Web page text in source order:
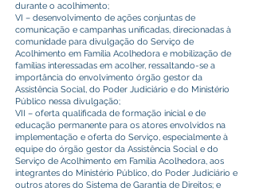
durante o acolhimento;
VI – desenvolvimento de ações conjuntas de
comunicação e campanhas unificadas, direcionadas à
comunidade para divulgação do Serviço de
Acolhimento em Família Acolhedora e mobilização de
famílias interessadas em acolher, ressaltando-se a
importância do envolvimento órgão gestor da
Assistência Social, do Poder Judiciário e do Ministério
Público nessa divulgação;
VII – oferta qualificada de formação inicial e de
educação permanente para os atores envolvidos na
implementação e oferta do Serviço, especialmente à
equipe do órgão gestor da Assistência Social e do
Serviço de Acolhimento em Família Acolhedora, aos
integrantes do Ministério Público, do Poder Judiciário e
outros atores do Sistema de Garantia de Direitos; e